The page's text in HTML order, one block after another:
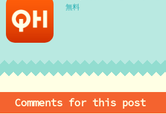
無料
Comments for this post